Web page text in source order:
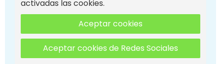
activadas las cookies.
Aceptar cookies
Aceptar cookies de Redes Sociales